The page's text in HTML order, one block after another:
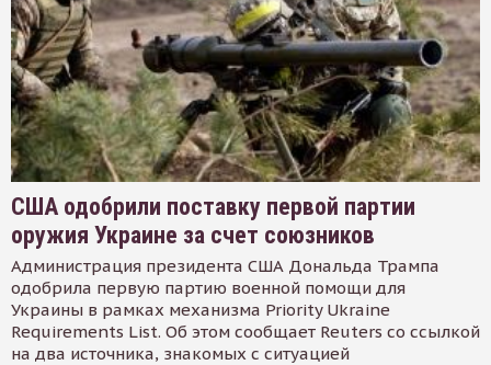
США одобрили поставку первой партии
оружия Украине за счет союзников
Администрация президента США Дональда Трампа
одобрила первую партию военной помощи для
Украины в рамках механизма Priority Ukraine
Requirements List. Об этом сообщает Reuters со ссылкой
на два источника, знакомых с ситуацией